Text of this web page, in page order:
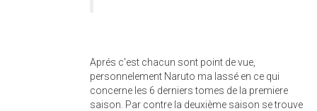
Aprés c'est chacun sont point de vue,
personnelement Naruto ma lassé en ce qui
concerne les 6 derniers tomes de la premiere
saison. Par contre la deuxième saison se trouve